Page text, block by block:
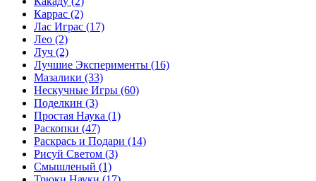
Каррас (2)
Лас Играс (17)
Лео (2)
Луч (2)
Лучшие Эксперименты (16)
Мазалики (33)
Нескучные Игры (60)
Поделкин (3)
Простая Наука (1)
Раскопки (47)
Раскрась и Подари (14)
Рисуй Светом (3)
Смышленый (1)